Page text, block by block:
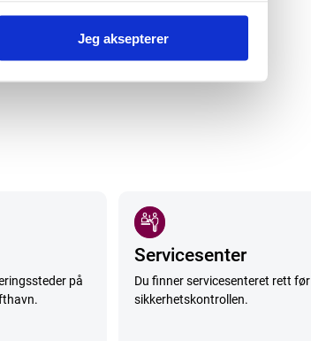
Jeg aksepterer
på
Servicesenter
Du finner servicesenteret rett før
sikkerhetskontrollen.